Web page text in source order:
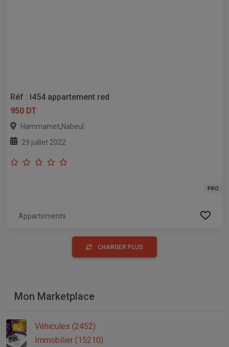
Réf : l454 appartement red
950 DT
Hammamet,Nabeul
29 juillet 2022
PRO
Appartements
CHARGER PLUS
Mon Marketplace
Véhicules (2452)
Immobilier (15210)